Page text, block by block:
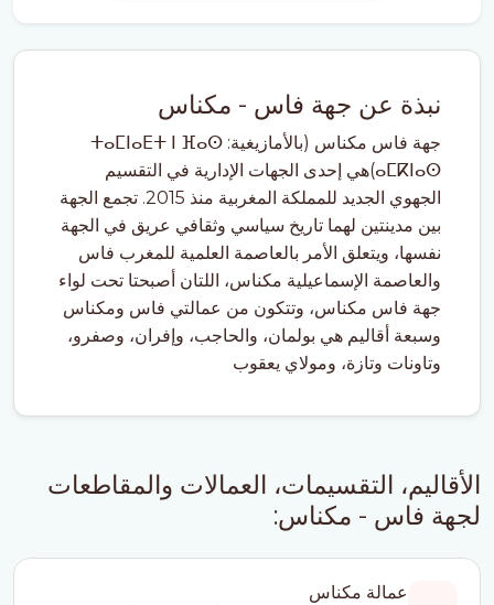
نبذة عن جهة فاس - مكناس
جهة فاس مكناس (بالأمازيغية: ⵜⴰⵎⵏⴰⴹⵜ ⵏ ⴼⴰⵙ
ⴰⵎⴽⵏⴰⵙ)هي إحدى الجهات الإدارية في التقسيم
الجهوي الجديد للمملكة المغربية منذ 2015. تجمع الجهة
بين مدينتين لهما تاريخ سياسي وثقافي عريق في الجهة
نفسها، ويتعلق الأمر بالعاصمة العلمية للمغرب فاس
والعاصمة الإسماعيلية مكناس، اللتان أصبحتا تحت لواء
جهة فاس مكناس، وتتكون من عمالتي فاس ومكناس
وسبعة أقاليم هي بولمان، والحاجب، وإفران، وصفرو،
وتاونات وتازة، ومولاي يعقوب
الأقاليم، التقسيمات، العمالات والمقاطعات
لجهة فاس - مكناس:
عمالة مكناس